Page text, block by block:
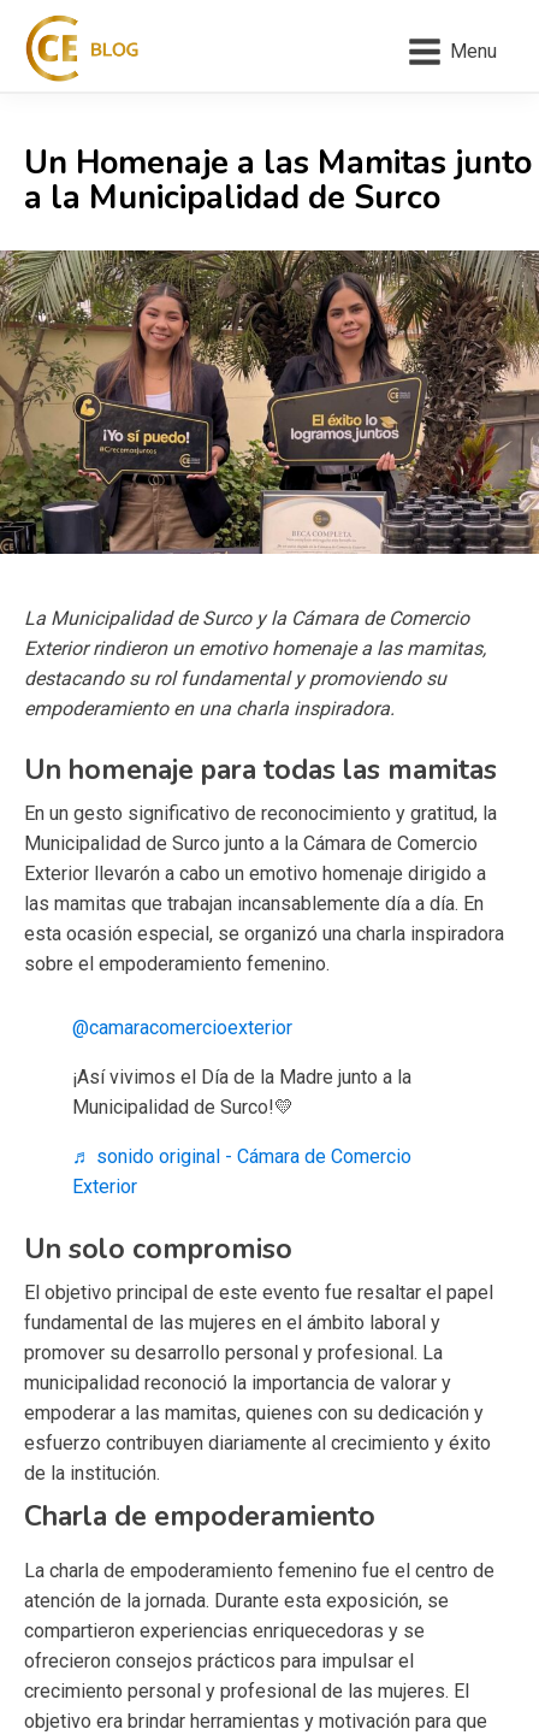
Menu
Un Homenaje a las Mamitas junto
a la Municipalidad de Surco
La Municipalidad de Surco y la Cámara de Comercio
Exterior rindieron un emotivo homenaje a las mamitas,
destacando su rol fundamental y promoviendo su
empoderamiento en una charla inspiradora.
Un homenaje para todas las mamitas
En un gesto significativo de reconocimiento y gratitud, la
Municipalidad de Surco junto a la Cámara de Comercio
Exterior llevarón a cabo un emotivo homenaje dirigido a
las mamitas que trabajan incansablemente día a día. En
esta ocasión especial, se organizó una charla inspiradora
sobre el empoderamiento femenino.
@camaracomercioexterior
¡Así vivimos el Día de la Madre junto a la
Municipalidad de Surco!💛
♬ sonido original - Cámara de Comercio
Exterior
Un solo compromiso
El objetivo principal de este evento fue resaltar el papel
fundamental de las mujeres en el ámbito laboral y
promover su desarrollo personal y profesional. La
municipalidad reconoció la importancia de valorar y
empoderar a las mamitas, quienes con su dedicación y
esfuerzo contribuyen diariamente al crecimiento y éxito
de la institución.
Charla de empoderamiento
La charla de empoderamiento femenino fue el centro de
atención de la jornada. Durante esta exposición, se
compartieron experiencias enriquecedoras y se
ofrecieron consejos prácticos para impulsar el
crecimiento personal y profesional de las mujeres. El
objetivo era brindar herramientas y motivación para que